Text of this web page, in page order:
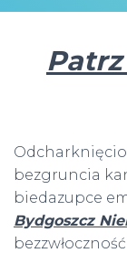
bezgruncia
biedazupce
Bydgoszcz